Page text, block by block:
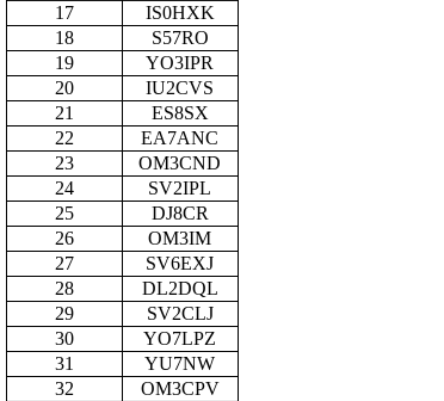
17
IS0HXK
18
S57RO
19
YO3IPR
20
IU2CVS
21
ES8SX
22
EA7ANC
23
OM3CND
24
SV2IPL
25
DJ8CR
26
OM3IM
27
SV6EXJ
28
DL2DQL
29
SV2CLJ
30
YO7LPZ
31
YU7NW
32
OM3CPV